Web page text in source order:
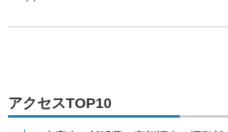
アクセスTOP10